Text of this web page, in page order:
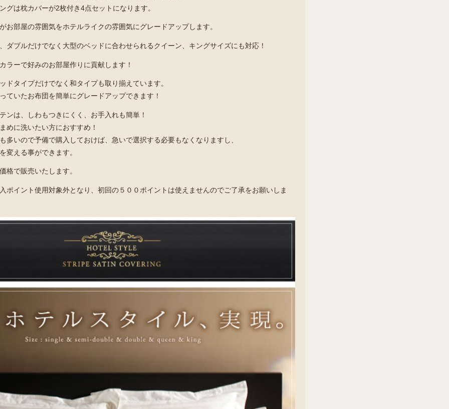
グは枕カバーが2枚付き4点セットになります。
お部屋の雰囲気をホテルライクの雰囲気にグレードアップします。
ダブルだけでなく大型のベッドに合わせられるクイーン、キングサイズにも対応！
ラーで好みのお部屋作りに貢献します！
ドタイプだけでなく和タイプも取り揃えています。
ていたお布団を簡単にグレードアップできます！
ンは、しわもつきにくく、お手入れも簡単！
めに洗いたい方におすすめ！
多いので予備で購入しておけば、急いで選択する必要もなくなりますし、
変える事ができます。
格で販売いたします。
ポイント使用対象外となり、初回の５００ポイントは使えませんのでご了承をお願いしま